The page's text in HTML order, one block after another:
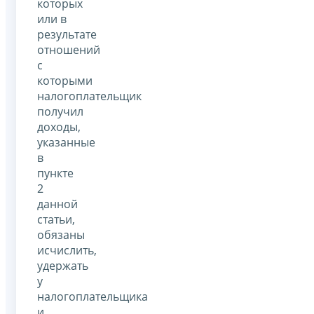
которых
или в
результате
отношений
с
которыми
налогоплательщик
получил
доходы,
указанные
в
пункте
2
данной
статьи,
обязаны
исчислить,
удержать
у
налогоплательщика